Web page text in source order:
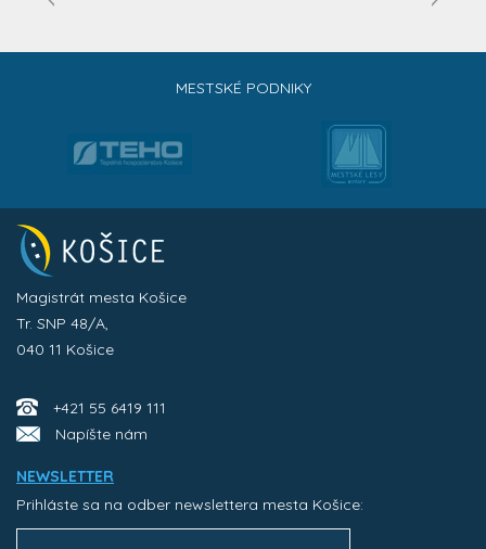
MESTSKÉ PODNIKY
Magistrát mesta Košice
Tr. SNP 48/A,
040 11 Košice
+421 55 6419 111
Napíšte nám
NEWSLETTER
Prihláste sa na odber newslettera mesta Košice: